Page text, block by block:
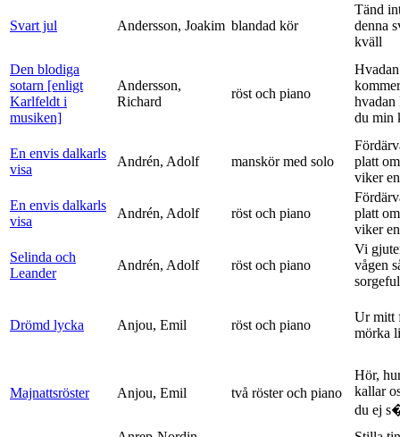
Svart jul Andersson, Joakim blandad kör
Tänd
denna
kväll
Den blodiga
sotarn [enligt
Karlfeldt i
musiken]
Andersson,
Richard
röst och piano
Hvadan
hvadan
du min
En envis dalkarls
visa
Andrén, Adolf manskör med solo
platt
viker
En envis dalkarls
visa
Andrén, Adolf röst och piano
platt
viker
Selinda och
Leander
Andrén, Adolf röst och piano
Vi
vågen
Drömd lycka Anjou, Emil röst och piano
Ur mitt
mörka
Majnattsröster Anjou, Emil två röster och piano
Hör,
kallar
du ej